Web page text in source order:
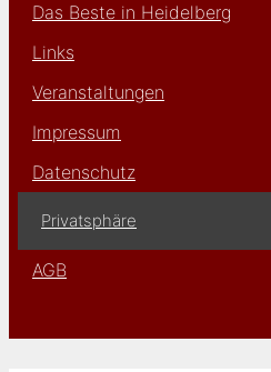
Das Beste in Heidelberg
Links
Veranstaltungen
Impressum
Datenschutz
Privatsphäre
AGB